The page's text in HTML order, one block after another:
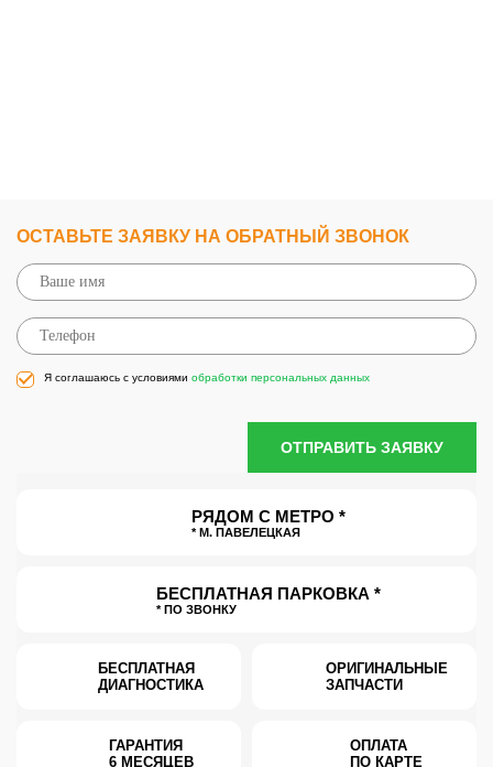
ОСТАВЬТЕ ЗАЯВКУ НА ОБРАТНЫЙ ЗВОНОК
Я соглашаюсь с условиями обработки персональных данных
ОТПРАВИТЬ ЗАЯВКУ
РЯДОМ С МЕТРО *
* М. ПАВЕЛЕЦКАЯ
БЕСПЛАТНАЯ ПАРКОВКА *
* ПО ЗВОНКУ
БЕСПЛАТНАЯ
ДИАГНОСТИКА
ОРИГИНАЛЬНЫЕ
ЗАПЧАСТИ
ГАРАНТИЯ
6 МЕСЯЦЕВ
ОПЛАТА
ПО КАРТЕ